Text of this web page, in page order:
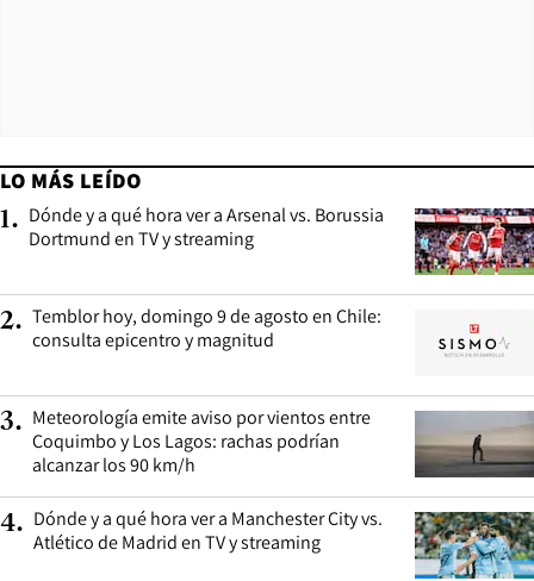
LO MÁS LEÍDO
1. Dónde y a qué hora ver a Arsenal vs. Borussia
Dortmund en TV y streaming
2. Temblor hoy, domingo 9 de agosto en Chile:
consulta epicentro y magnitud
3. Meteorología emite aviso por vientos entre
Coquimbo y Los Lagos: rachas podrían
alcanzar los 90 km/h
4. Dónde y a qué hora ver a Manchester City vs.
Atlético de Madrid en TV y streaming